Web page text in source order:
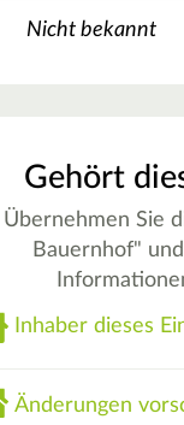
Nicht bekannt
Gehört
Übernehmen Sie
Bauernhof"
Inhaber dieses
Änderungen